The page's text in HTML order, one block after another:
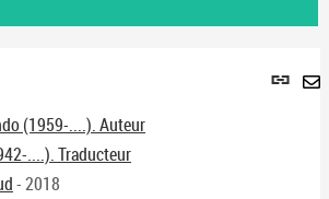
Lien
(1959-....). Auteur
....). Traducteur
- 2018